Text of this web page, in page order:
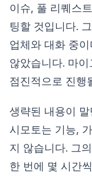
이슈, 풀 리퀘스
팅할 것입니다.
업체와 대화 중
않았습니다. 마
점진적으로 진행
생략된 내용이
시모토는 기능,
지 않습니다. 그
한 번에 몇 시간